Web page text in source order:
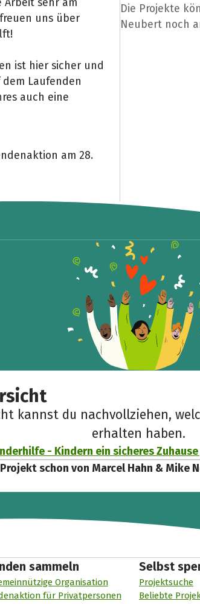
uns über
ist hier sicher und
Laufenden
auch eine
am 28.
Die Projekte
Neubert noch
kannst du nachvollziehen,
erhalten haben.
- Kindern ein sicheres
schon von Marcel Hahn & Mike
Teile die Spendenaktion
WhatsApp Messenger
sammeln
Organisation
für Privatpersonen
Selbst
Projektsuche
Beliebte